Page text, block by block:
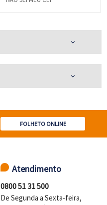
expand_more
expand_more
FOLHETO ONLINE
Atendimento
0800 51 31 500
De Segunda a Sexta-feira,